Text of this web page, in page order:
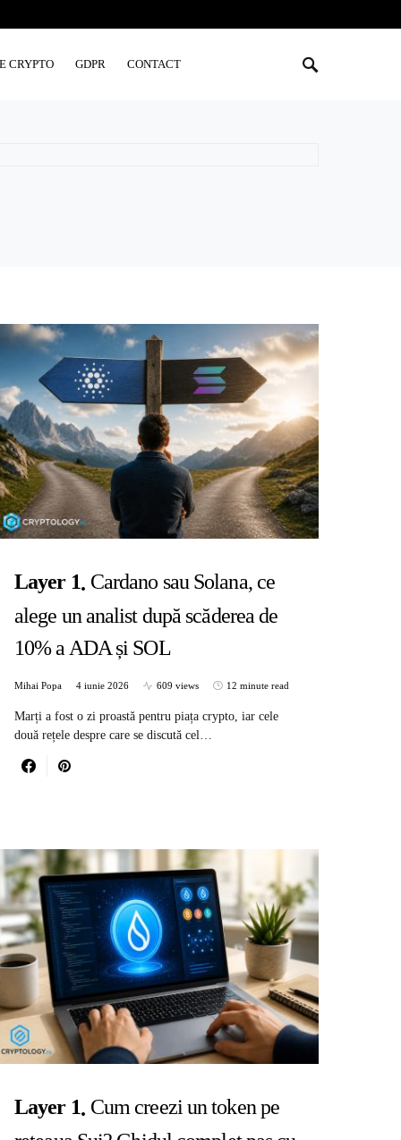
CRYPTO GDPR CONTACT
Layer 1 Cardano sau Solana, ce
alege un analist după scăderea de
10% a ADA și SOL
Mihai Popa 4 iunie 2026 609 views 12 minute read
Marți a fost o zi proastă pentru piața crypto, iar cele
două rețele despre care se discută cel…
Layer 1 Cum creezi un token pe